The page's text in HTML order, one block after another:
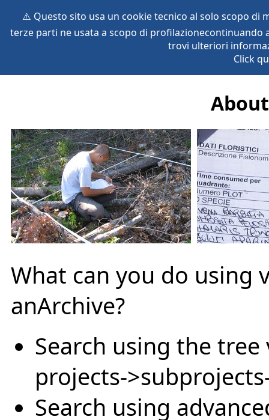
⚠️ Questo sito usa un cookie tecnico al solo scopo di
terze parti ne usata a scopo di
trovi ulteriori
Click
vegetation global db
What can you do using
anArchive?
Search using the
projects-
Search using